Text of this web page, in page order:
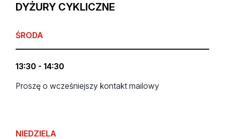
DYŻURY CYKLICZNE
ŚRODA
13:30 - 14:30
Proszę o wcześniejszy kontakt mailowy
NIEDZIELA